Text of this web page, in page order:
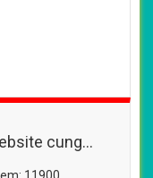
cung
đẹp SEO tốt